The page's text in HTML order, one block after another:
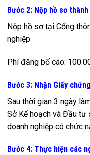
Bước 2: Nộp hồ sơ
Nộp hồ sơ tại Cổng
nghiệp
Phí đăng bố cáo:
Bước 3: Nhận Giấy
Sau thời gian 3 ngày
Sở Kế hoạch và Đầu tư
doanh nghiệp có chức
Bước 4: Thực hiện các